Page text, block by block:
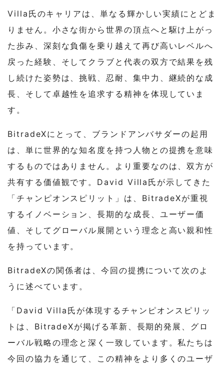
Villa氏のキャリアは、単なる輝かしい実績にとどま
りません。小さな街から世界の頂点へと駆け上がっ
た歩み、深刻な負傷を乗り越えて再び高いレベルへ
戻った経験、そしてクラブと代表の双方で結果を残
し続けた姿勢は、挑戦、忍耐、集中力、継続的な成
長、そして卓越性を追求する精神を体現していま
す。
BitradeXにとって、ブランドアンバサダーの起用
は、単に世界的な知名度を持つ人物との提携を意味
するものではありません。より重要なのは、双方が
共有する価値観です。David Villa氏が示してきた
「チャンピオンスピリット」は、BitradeXが重視
するイノベーション、長期的な成長、ユーザー価
値、そしてグローバル展開という理念と高い親和性
を持っています。
BitradeXの関係者は、今回の提携について次のよ
うに述べています。
「David Villa氏が体現するチャンピオンスピリッ
トは、BitradeXが掲げる革新、長期的発展、グロ
ーバル戦略の理念と深く一致しています。私たちは
今回の協力を通じて、この精神をより多くのユーザ